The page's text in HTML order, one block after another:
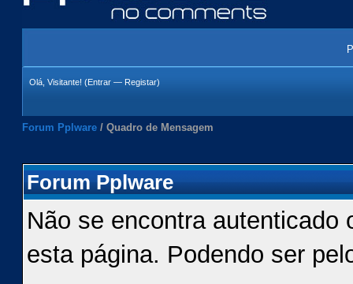
Olá, Visitante! (Entrar — Registar)
Forum Pplware / Quadro de Mensagem
Forum Pplware
Não se encontra autenticado
esta página. Podendo ser